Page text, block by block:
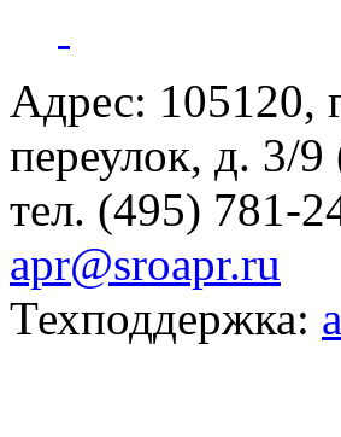
Адрес: 105120,
переулок, д. 3/9
тел. (495) 781-
apr@sroapr.ru
Техподдержка: